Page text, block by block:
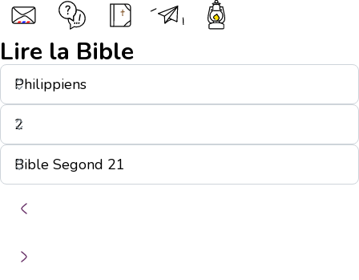
Lire la Bible